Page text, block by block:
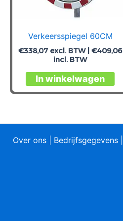
Verkeersspiegel 60CM
€338,07 excl. BTW |€409,06
incl. BTW
In winkelwagen
Over ons Bedrijfsgegevens